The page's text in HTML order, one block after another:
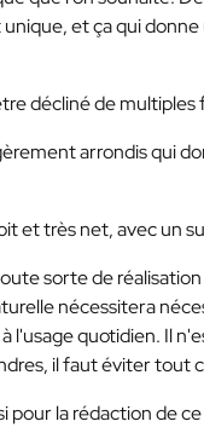
et ça qui
décliné de multiples
arrondis qui
et très net, avec un
sorte de
nécessitera
l'usage quotidien. Il
il faut éviter tout
pour la rédaction de